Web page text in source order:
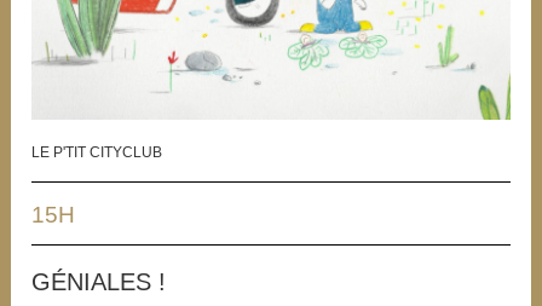
LE P'TIT CITYCLUB
15H
GÉNIALES !